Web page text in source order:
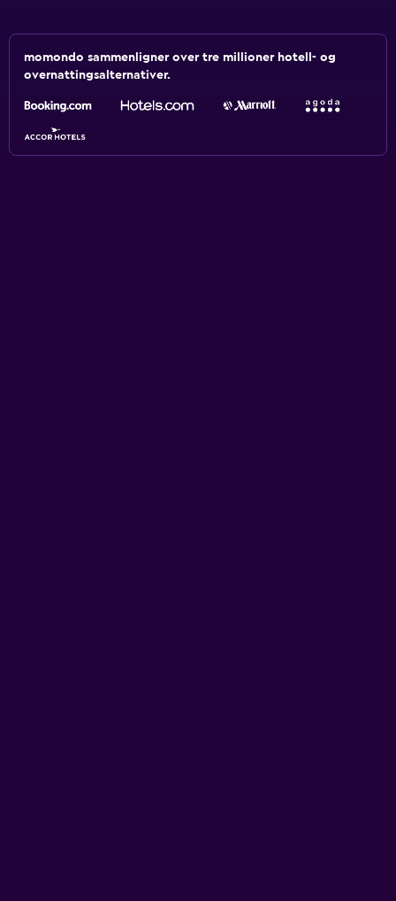
momondo sammenligner over tre millioner hotell- og
overnattingsalternativer.